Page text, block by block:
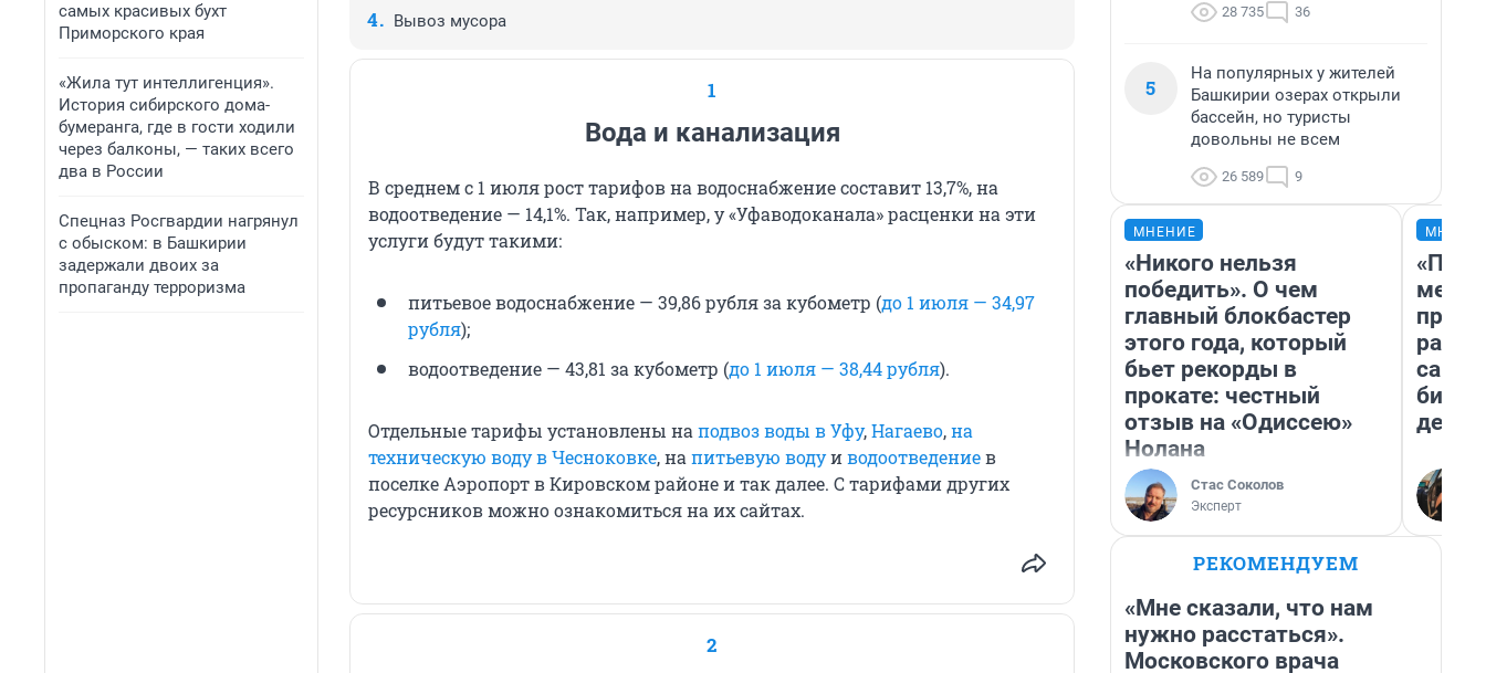
самых красивых бухт
Приморского края
«Жила тут интеллигенция».
История сибирского дома-
бумеранга, где в гости ходили
через балконы, — таких всего
два в России
Спецназ Росгвардии нагрянул
с обыском: в Башкирии
задержали двоих за
пропаганду терроризма
Вывоз мусора
1
Вода и канализация
В среднем с 1 июля рост тарифов на водоснабжение составит 13,7%, на
водоотведение — 14,1%. Так, например, у «Уфаводоканала» расценки на эти
услуги будут такими:
питьевое водоснабжение — 39,86 рубля за кубометр (до 1 июля — 34,97
рубля);
водоотведение — 43,81 за кубометр (до 1 июля — 38,44 рубля).
Отдельные тарифы установлены на подвоз воды в Уфу,Нагаево,на
техническую воду в Чесноковке, на питьевую водуиводоотведениев
поселке Аэропорт в Кировском районе и так далее. С тарифами других
ресурсников можно ознакомиться на их сайтах.
2
28 735 36
5
На популярных у жителей
Башкирии озерах открыли
бассейн, но туристы
довольны не всем
26 589 9
МНЕНИЕ
«Никого нельзя
победить». О чем
главный блокбастер
этого года, который
бьет рекорды в
прокате: честный
отзыв на «Одиссею»
Нолана
Стас Соколов
Эксперт
РЕКОМЕНДУЕМ
«Мне сказали, что нам
нужно расстаться».
Московского врача